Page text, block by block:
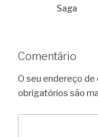
Saga
Comentário
O seu endereço de
obrigatórios são